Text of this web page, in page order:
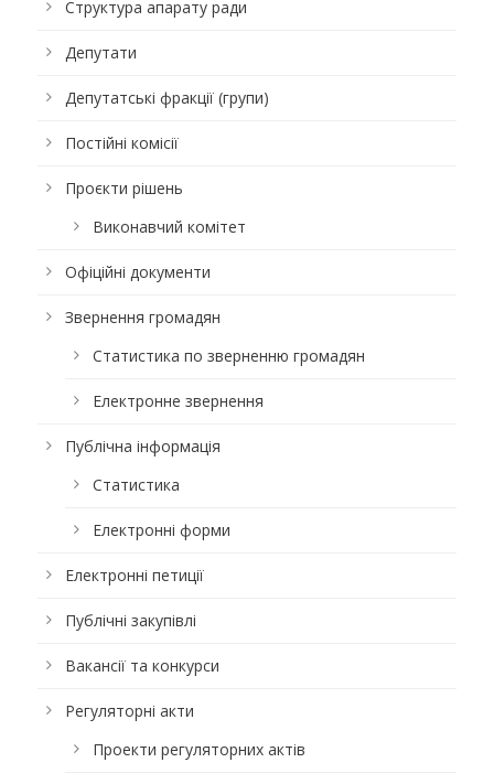
Структура апарату ради
Депутати
Депутатські фракції (групи)
Постійні комісії
Проєкти рішень
Виконавчий комітет
Офіційні документи
Звернення громадян
Статистика по зверненню громадян
Електронне звернення
Публічна інформація
Статистика
Електронні форми
Електронні петиції
Публічні закупівлі
Вакансії та конкурси
Регуляторні акти
Проекти регуляторних актів